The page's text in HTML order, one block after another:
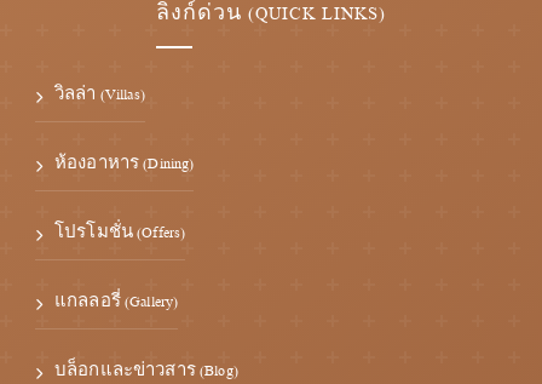
ลิงก์ด่วน (QUICK LINKS)
วิลล่า (Villas)
ห้องอาหาร (Dining)
โปรโมชั่น (Offers)
แกลลอรี่ (Gallery)
บล็อกและข่าวสาร (Blog)